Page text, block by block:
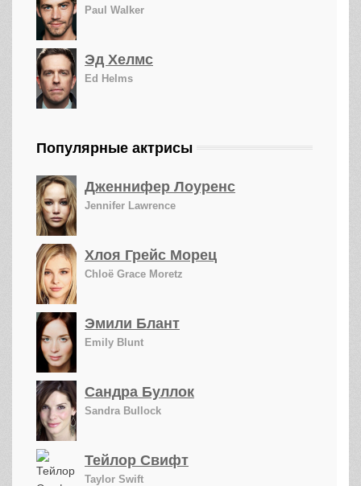
Paul Walker
Эд Хелмс
Ed Helms
Популярные актрисы
Дженнифер Лоуренс
Jennifer Lawrence
Хлоя Грейс Морец
Chloë Grace Moretz
Эмили Блант
Emily Blunt
Сандра Буллок
Sandra Bullock
Тейлор Свифт
Taylor Swift